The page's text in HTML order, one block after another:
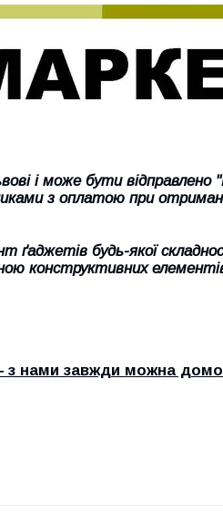
і може бути
з оплатою при
ґаджетів будь-якої
конструктивних
з нами завжди можна